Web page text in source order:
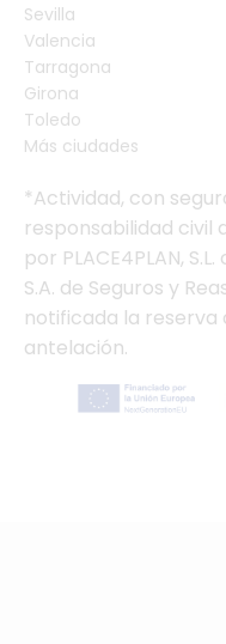
Sevilla
Valencia
Tarragona
Girona
Toledo
Más ciudades
*Actividad, con
responsabilidad
por PLACE4PLAN, S.L.
S.A. de Seguros y
notificada la reserva
antelación.